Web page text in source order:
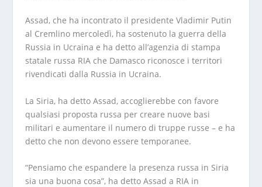
Assad, che ha incontrato il presidente Vladimir Putin
al Cremlino mercoledì, ha sostenuto la guerra della
Russia in Ucraina e ha detto all’agenzia di stampa
statale russa RIA che Damasco riconosce i territori
rivendicati dalla Russia in Ucraina.
La Siria, ha detto Assad, accoglierebbe con favore
qualsiasi proposta russa per creare nuove basi
militari e aumentare il numero di truppe russe – e ha
detto che non devono essere temporanee.
“Pensiamo che espandere la presenza russa in Siria
sia una buona cosa”, ha detto Assad a RIA in